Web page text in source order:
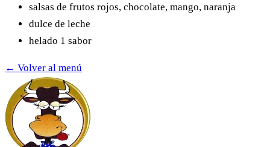
salsas de frutos rojos, chocolate, mango, naranja
dulce de leche
helado 1 sabor
← Volver al menú